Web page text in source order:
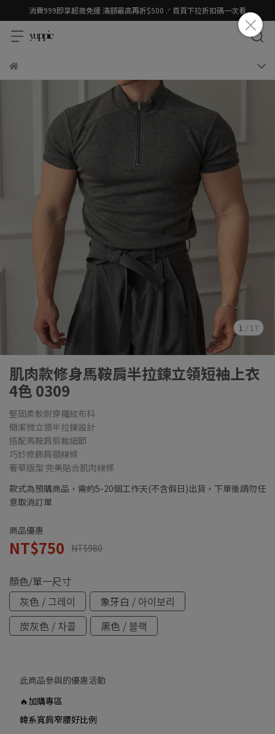
消費999即享超商免運 滿額最高再折$500 .ᐟ 首頁下拉折扣碼一次看
1 / 17
肌肉款修身馬鞍肩半拉鍊立領短袖上衣
4色 0309
堅固柔軟耐穿羅紋布料
簡潔微立領半拉鍊設計
搭配馬鞍肩剪裁細節
巧妙修飾肩頸線條
奢華版型 完美貼合肌肉線條
款式為預購商品，需約5-20個工作天(不含假日)出貨，下單後請勿任
意取消訂單
商品優惠
NT$750 NT$980
顏色/單一尺寸
灰色 / 그레이
象牙白 / 아이보리
炭灰色 / 차콜
黑色 / 블랙
此商品參與的優惠活動
🔥加購專區
韓系寬肩窄腰好比例